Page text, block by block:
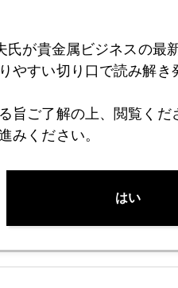
始か
氏が貴金属ビジネスの最
やすい切り口で読み解き
旨ご了解の上、閲覧くだ
みください。
はい